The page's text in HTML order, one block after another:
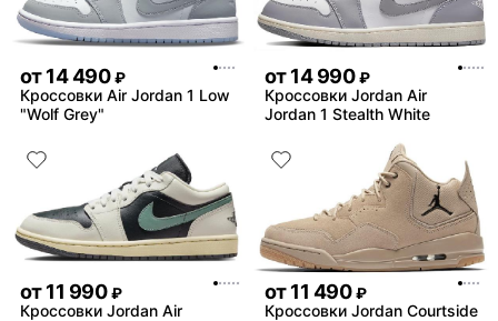
от14 490 ₽
Кроссовки Air Jordan 1 Low
"Wolf Grey"
от14 990 ₽
Кроссовки Jordan Air
Jordan 1 Stealth White
от11 990 ₽
Кроссовки Jordan Air
от11 490 ₽
Кроссовки Jordan Courtside